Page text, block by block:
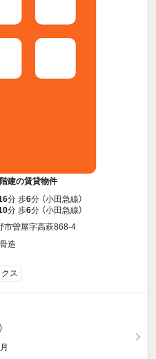
建の賃貸物件
分 歩6分 （小田急線）
分 歩6分 （小田急線）
市曽屋字高萩868-4
造
ス